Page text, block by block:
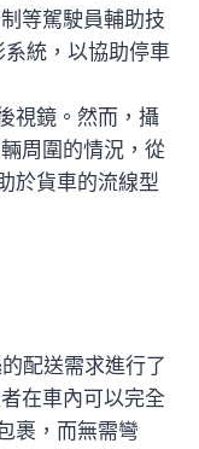
等駕駛員輔助技
統，以協助停車
視鏡。然而，攝
周圍的情況，從
於貨車的流線型
配送需求進行了
在車內可以完全
裹，而無需彎